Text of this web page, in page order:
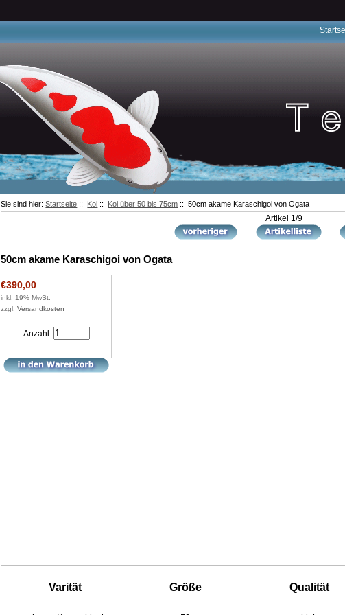
Sie sind hier:Startseite :: Koi :: Koi über 50 bis 75cm :: 50cm akame Karaschigoi von Ogata
Artikel 1/9
50cm akame Karaschigoi von Ogata
€390,00
inkl. 19% MwSt.
zzgl.Versandkosten
Anzahl:
Varität Größe Qualität